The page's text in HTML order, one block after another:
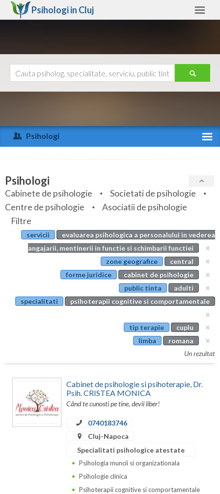
Psihologi in Cluj
Arad
Arges
Bihor
Bistrita-Nasaud
Botosani
Braila
Buzau
Cluj
Covasna
Ajutor
Psihologi
Specialitati
Servicii
Articole
Evenimente
Psihologi
Cabinete de psihologie
Societati de psihologie
Centre de psihologie
Asociatii de psihologie
Filtre
servicii
evaluarea psihologica a personalului in vederea
angajarii, mentinerii in functie si schimbarii functiei
zone geografice
central
forme juridice
cabinet de psihologie
public tinta
adulti
specialitati
psihoterapii cognitive si comportamentale
tip terapie
cuplu
limba
romana
Un rezultat
Cabinet de psihologie si psihoterapie, Dr.
Psih. CRISTEA MONICA
Când te cunosti pe tine, devii liber!
0740183746
Cluj-Napoca
Specialitati psihologice atestate
Psihologia muncii si organizationala
Psihologie clinica
Psihoterapii cognitive si comportamentale